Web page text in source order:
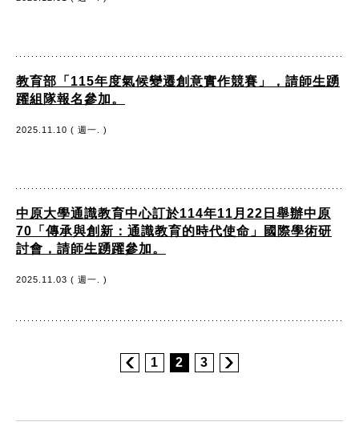
教育部「115年度氣候變遷創意實作競賽」，請師生踴
躍組隊報名參加。
2025.11.10 ( 週一. )
中原大學通識教育中心訂於114年11月22日舉辦中原
70「傳承與創新：通識教育的時代使命」國際學術研
討會，請師生踴躍參加。
2025.11.03 ( 週一. )
1 2 3